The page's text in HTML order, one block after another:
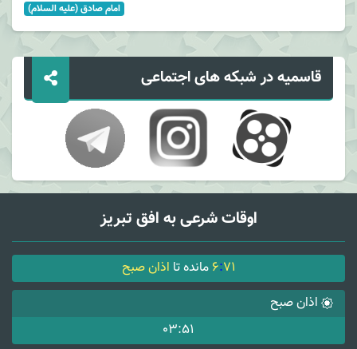
امام صادق (علیه السلام)
قاسمیه در شبکه های اجتماعی
اوقات شرعی به افق تبریز
6:71 مانده تا اذان صبح
اذان صبح
03:51